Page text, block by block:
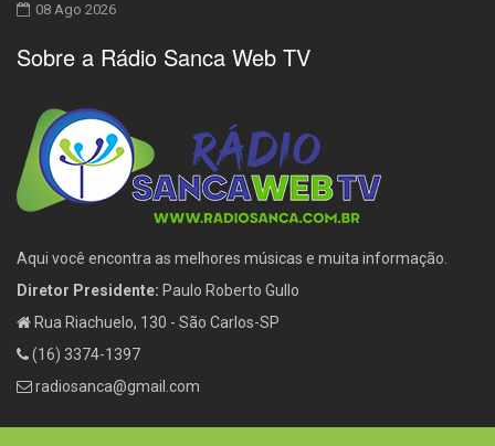
08 Ago 2026
Sobre a Rádio Sanca Web TV
Aqui você encontra as melhores músicas e muita informação.
Diretor Presidente: Paulo Roberto Gullo
Rua Riachuelo, 130 - São Carlos-SP
(16) 3374-1397
radiosanca@gmail.com